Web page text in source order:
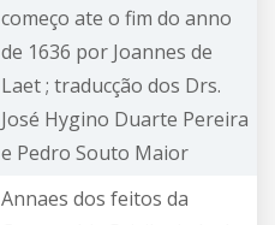
começo ate o fim do anno
de 1636 por Joannes de
Laet ; traducção dos Drs.
José Hygino Duarte Pereira
e Pedro Souto Maior
Annaes dos feitos da